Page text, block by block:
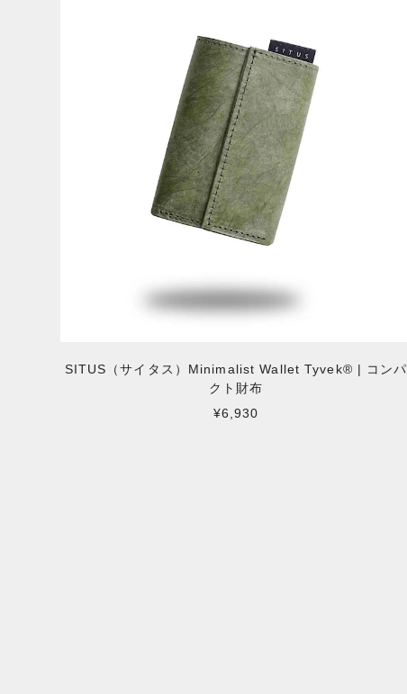
SITUS（サイタス）Minimalist Wallet Tyvek® | コンパ
クト財布
¥6,930